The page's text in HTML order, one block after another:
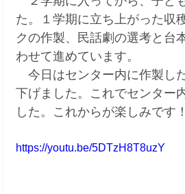
た。１学期に立ち上がった収
クの作製、民話劇の選考と台
わせて進めています。
今日はセンター内に作製し
下げました。これでセンター
した。これからが楽しみです
https://youtu.be/5DTzH8T8uzY